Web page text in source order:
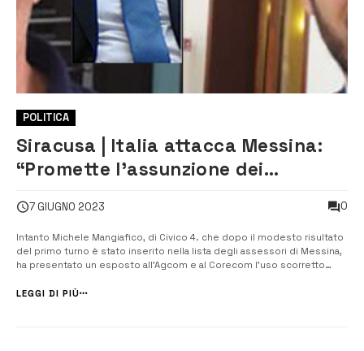
POLITICA
Siracusa | Italia attacca Messina:
“Promette l’assunzione dei
lavorano per il Comune”
7 GIUGNO 2023 0
Intanto Michele Mangiafico, di Civico 4. che dopo il modesto risultato
del primo turno è stato inserito nella lista degli assessori di Messina,
ha presentato un esposto all’Agcom e al Corecom l’uso scorretto
giorni prima del ballottaggio di domenica e lunedì, e tra gli schie...
LEGGI DI PIÙ